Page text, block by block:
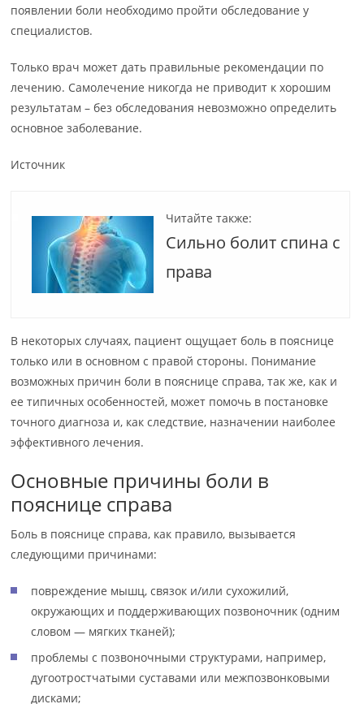
появлении боли необходимо пройти обследование у
специалистов.
Только врач может дать правильные рекомендации по
лечению. Самолечение никогда не приводит к хорошим
результатам – без обследования невозможно определить
основное заболевание.
Источник
Читайте также:
Сильно болит спина с
права
В некоторых случаях, пациент ощущает боль в пояснице
только или в основном с правой стороны. Понимание
возможных причин боли в пояснице справа, так же, как и
ее типичных особенностей, может помочь в постановке
точного диагноза и, как следствие, назначении наиболее
эффективного лечения.
Основные причины боли в
пояснице справа
Боль в пояснице справа, как правило, вызывается
следующими причинами:
повреждение мышц, связок и/или сухожилий,
окружающих и поддерживающих позвоночник (одним
словом — мягких тканей);
проблемы с позвоночными структурами, например,
дугоотростчатыми суставами или межпозвонковыми
дисками;